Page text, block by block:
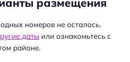
номеров не осталось.
даты или ознакомьтесь с
районе.